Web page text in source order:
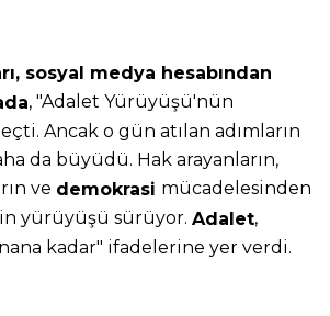
sosyal medya hesabından
, "Adalet Yürüyüşü'nün
Ancak o gün atılan adımların
da büyüdü. Hak arayanların,
ve demokrasi mücadelesinden
yürüyüşü sürüyor. Adalet,
kadar" ifadelerine yer verdi.